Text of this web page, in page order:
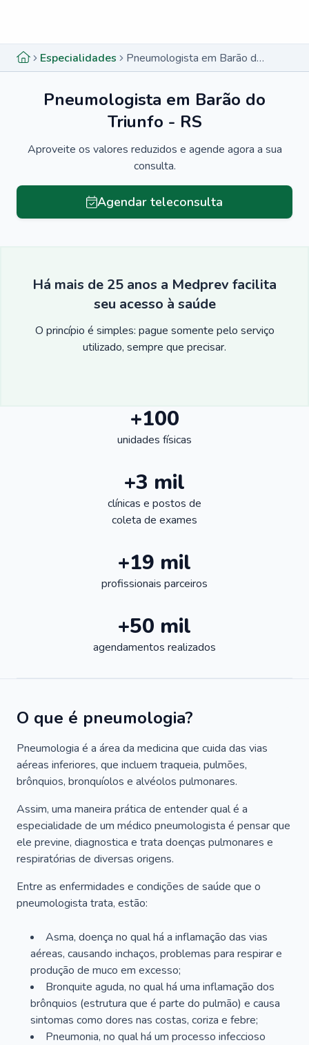
Especialidades Pneumologista em Barão do Triunfo - RS
Pneumologista em Barão do
Triunfo - RS
Aproveite os valores reduzidos e agende agora a sua
consulta.
Agendar teleconsulta
Há mais de 25 anos a Medprev facilita
seu acesso à saúde
O princípio é simples: pague somente pelo serviço
utilizado, sempre que precisar.
+100
unidades físicas
+3 mil
clínicas e postos de
coleta de exames
+19 mil
profissionais parceiros
+50 mil
agendamentos realizados
O que é pneumologia?
Pneumologia é a área da medicina que cuida das vias
aéreas inferiores, que incluem traqueia, pulmões,
brônquios, bronquíolos e alvéolos pulmonares.
Assim, uma maneira prática de entender qual é a
especialidade de um médico pneumologista é pensar que
ele previne, diagnostica e trata doenças pulmonares e
respiratórias de diversas origens.
Entre as enfermidades e condições de saúde que o
pneumologista trata, estão:
Asma, doença no qual há a inflamação das vias
aéreas, causando inchaços, problemas para respirar e
produção de muco em excesso;
Bronquite aguda, no qual há uma inflamação dos
brônquios (estrutura que é parte do pulmão) e causa
sintomas como dores nas costas, coriza e febre;
Pneumonia, no qual há um processo infeccioso